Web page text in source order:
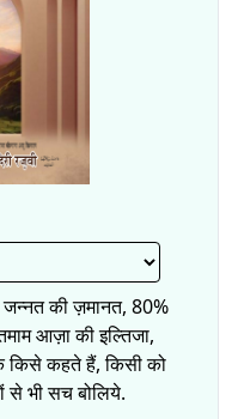
जन्नत की ज़मानत, 80%
आज़ा की इल्तिजा,
किसे कहते हैं, किसी को
से भी सच बोलिये.